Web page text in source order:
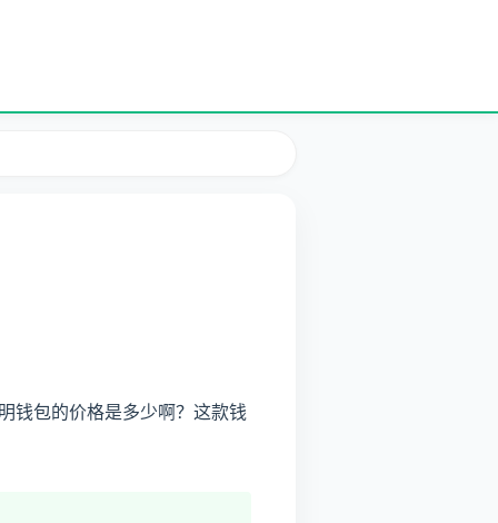
钱包的价格是多少啊？这款钱